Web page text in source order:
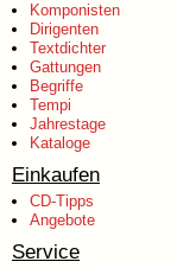
Komponisten
Dirigenten
Textdichter
Gattungen
Begriffe
Tempi
Jahrestage
Kataloge
Einkaufen
CD-Tipps
Angebote
Service